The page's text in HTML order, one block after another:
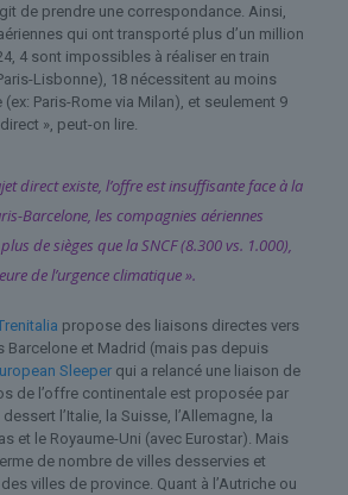
de prendre une correspondance. Ainsi,
qui ont transporté plus d’un million
4 sont impossibles à réaliser en train
Lisbonne), 18 nécessitent au moins
Paris-Rome via Milan), et seulement 9
», peut-on lire.
direct existe, l’offre est insuffisante face à la
Barcelone, les compagnies aériennes
de sièges que la SNCF (8.300 vs. 1.000),
de l’urgence climatique ».
propose des liaisons directes vers
Barcelone et Madrid (mais pas depuis
Sleeperqui a relancé une liaison de
de l’offre continentale est proposée par
l’Italie, la Suisse, l’Allemagne, la
et le Royaume-Uni (avec Eurostar). Mais
de nombre de villes desservies et
villes de province. Quant à l’Autriche ou